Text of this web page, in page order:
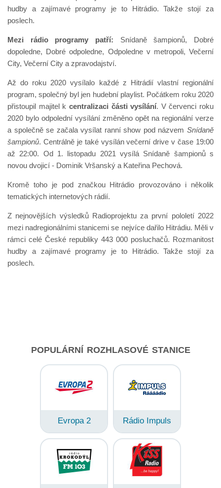
hudby a zajímavé programy je to Hitrádio. Takže stojí za
poslech.
Mezi rádio programy patří: Snídaně šampionů, Dobré
dopoledne, Dobré odpoledne, Odpoledne v metropoli, Večerní
City, Večerní City a zpravodajství.
Až do roku 2020 vysílalo každé z Hitrádií vlastní regionální
program, společný byl jen hudební playlist. Počátkem roku 2020
přistoupil majitel k centralizaci části vysílání. V červenci roku
2020 bylo odpolední vysílání změněno opět na regionální verze
a společně se začala vysílat ranní show pod názvem Snídaně
šampionů. Centrálně je také vysílán večerní drive v čase 19:00
až 22:00. Od 1. listopadu 2021 vysílá Snídaně šampionů s
novou dvojicí - Dominik Vršanský a Kateřina Pechová.
Kromě toho je pod značkou Hitrádio provozováno i několik
tematických internetových rádií.
Z nejnovějších výsledků Radioprojektu za první pololetí 2022
mezi nadregionálními stanicemi se nejvíce dařilo Hitrádiu. Měli v
rámci celé České republiky 443 000 posluchačů. Rozmanitost
hudby a zajímavé programy je to Hitrádio. Takže stojí za
poslech.
POPULÁRNÍ ROZHLASOVÉ STANICE
Evropa 2 Rádio Impuls